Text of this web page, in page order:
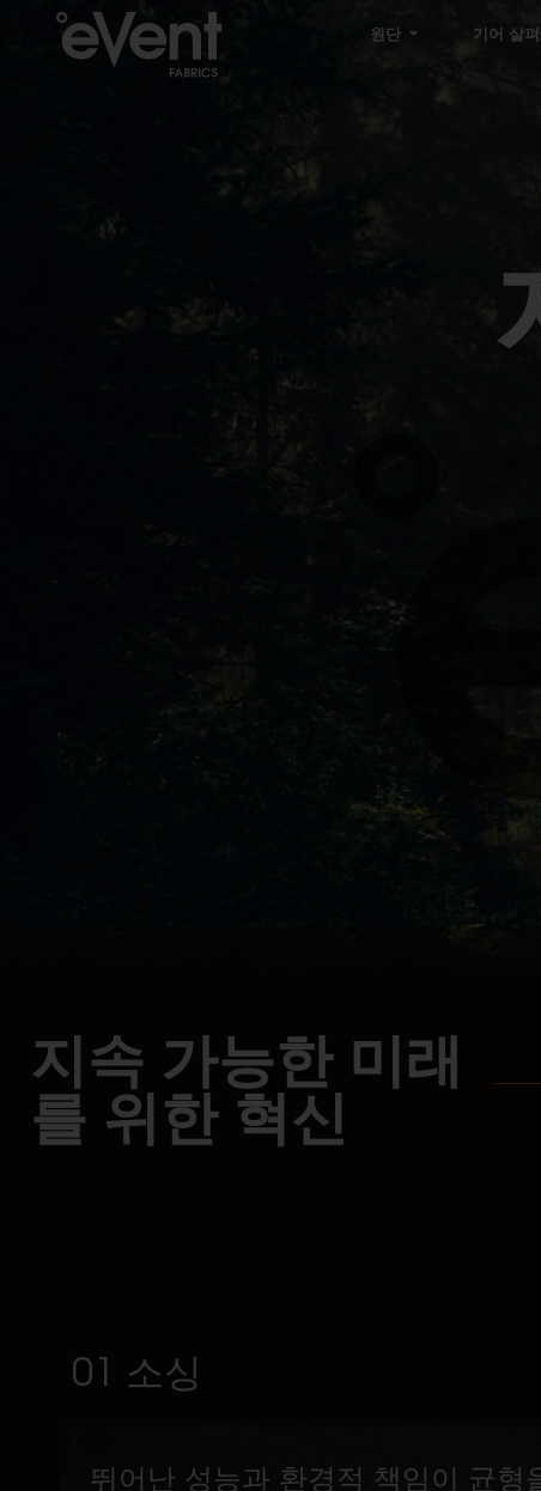
원단 기어 살
지속 가능한 미래
를 위한 혁신
01 소싱
뛰어난 성능과 환경적 책임이 균